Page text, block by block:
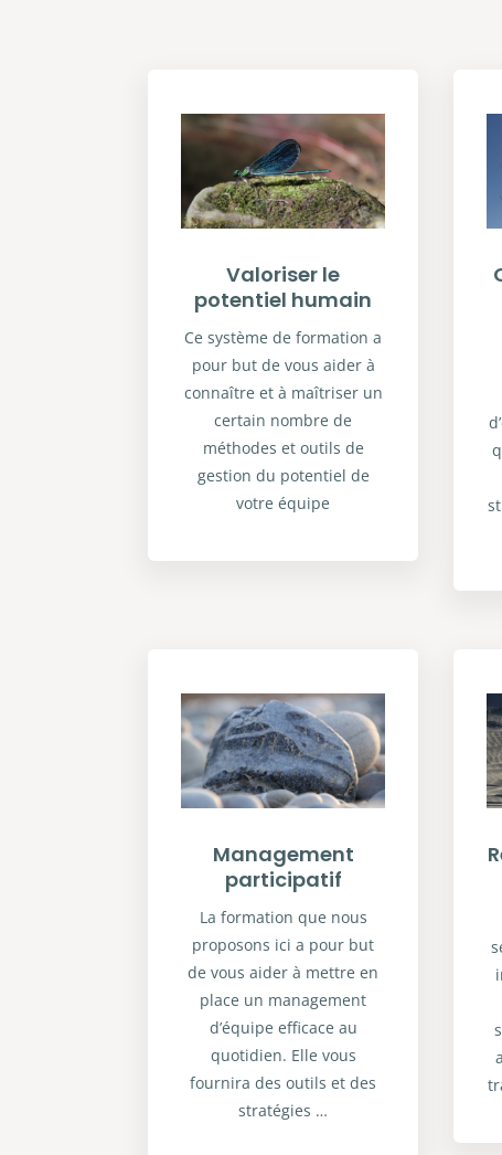
Valoriser le
potentiel humain
Ce système de formation a
pour but de vous aider à
connaître et à maîtriser un
certain nombre de
méthodes et outils de
gestion du potentiel de
votre équipe
Management
participatif
La formation que nous
proposons ici a pour but
de vous aider à mettre en
place un management
d’équipe efficace au
quotidien. Elle vous
fournira des outils et des
stratégies …